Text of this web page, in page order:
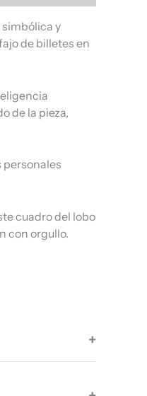
y
de billetes en
de la pieza,
personales
cuadro del lobo
con orgullo.